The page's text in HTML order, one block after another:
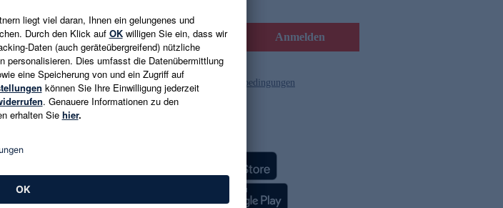
E-Mail-Adresse eingeben Anmelden
Es gelten die Datenschutzrichtlinien und die Gutscheinbedingungen